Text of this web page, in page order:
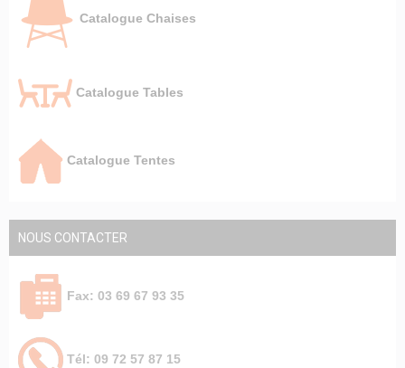
Catalogue Chaises
Catalogue Tables
Catalogue Tentes
NOUS CONTACTER
Fax: 03 69 67 93 35
Tél: 09 72 57 87 15